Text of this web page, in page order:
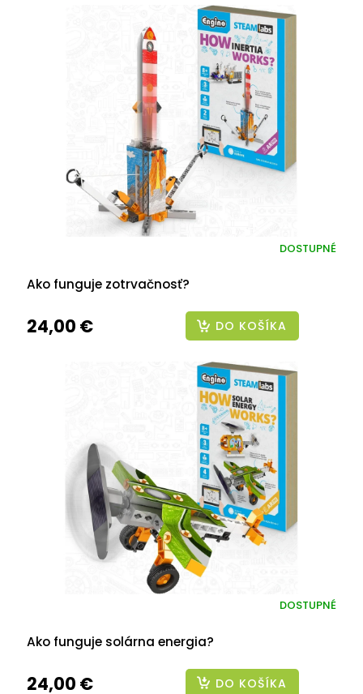
Ako funguje zotrvačnosť?
DOSTUPNÉ
24,00 € DO KOŠÍKA
Ako funguje solárna energia?
DOSTUPNÉ
24,00 € DO KOŠÍKA